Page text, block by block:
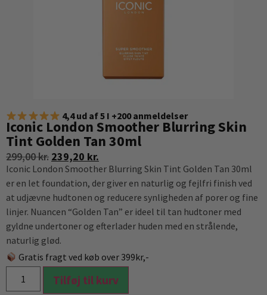
4,4 ud af 5 I +200 anmeldelser
Iconic London Smoother Blurring Skin
Tint Golden Tan 30ml
299,00kr. 239,20 kr.
Iconic London Smoother Blurring Skin Tint Golden Tan 30ml
er en let foundation, der giver en naturlig og fejlfri finish ved
at udjævne hudtonen og reducere synligheden af porer og fine
linjer. Nuancen “Golden Tan” er ideel til tan hudtoner med
gyldne undertoner og efterlader huden med en strålende,
naturlig glød.
Gratis fragt ved køb over 399kr,-
Tilføj til kurv